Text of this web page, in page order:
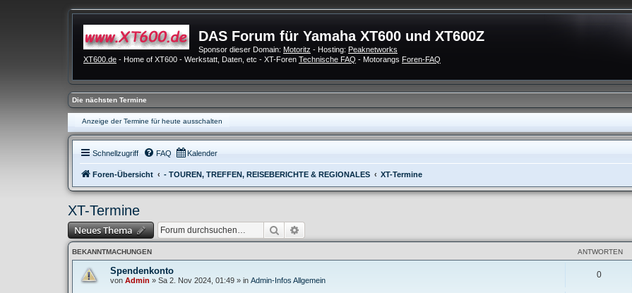
DAS Forum für Yamaha XT600 und XT600Z
Sponsor dieser Domain: Motoritz - Hosting: Peaknetworks
XT600.de - Home of XT600 - Werkstatt, Daten, etc - XT-Foren Technische FAQ - Motorangs Foren-FAQ
Die nächsten Termine
Anzeige der Termine für heute ausschalten
Schnellzugriff FAQ Kalender
Foren-Übersicht - TOUREN, TREFFEN, REISEBERICHTE & REGIONALES XT-Termine
XT-Termine
Neues Thema Suche
BEKANNTMACHUNGEN ANTWORTEN
Spendenkonto
von Admin » Sa 2. Nov 2024, 01:49 » in Admin-Infos Allgemein
0